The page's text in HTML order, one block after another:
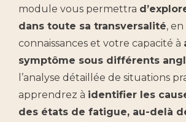
module vous permettra
dans toute sa transversalité,
connaissances et votre capacité à
symptôme sous différents
l’analyse détaillée de situations
apprendrez à identifier les
des états de fatigue, au-delà